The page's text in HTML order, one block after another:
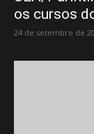
os cursos
24 de setembro de